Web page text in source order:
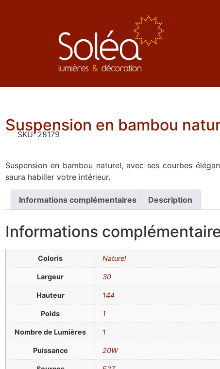
Suspension en bambou
SKU: 28179
Suspension en bambou naturel, avec ses courbes
saura habiller votre intérieur.
Informations complémentaires Description
Informations
Coloris Naturel
Largeur 30
Hauteur 144
Poids 1
Nombre de Lumières 1
Puissance 20W